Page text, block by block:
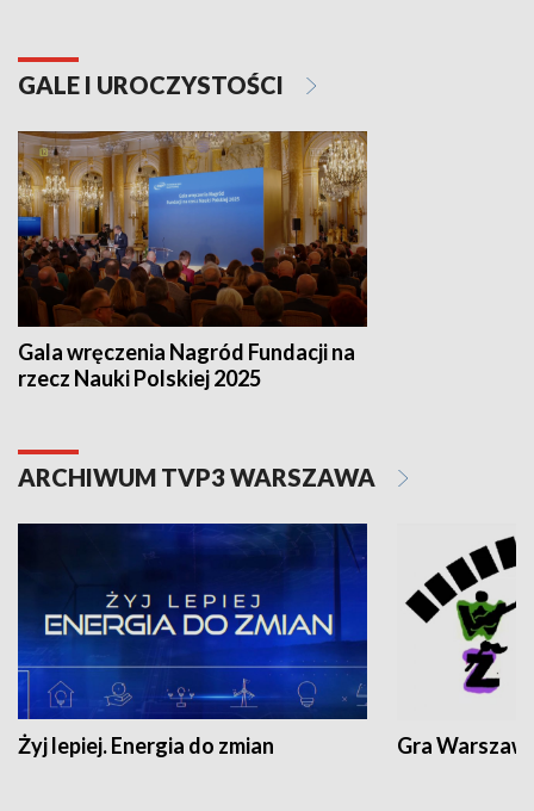
GALE I UROCZYSTOŚCI
Gala wręczenia Nagród Fundacji na
rzecz Nauki Polskiej 2025
ARCHIWUM TVP3 WARSZAWA
Żyj lepiej. Energia do zmian Gra